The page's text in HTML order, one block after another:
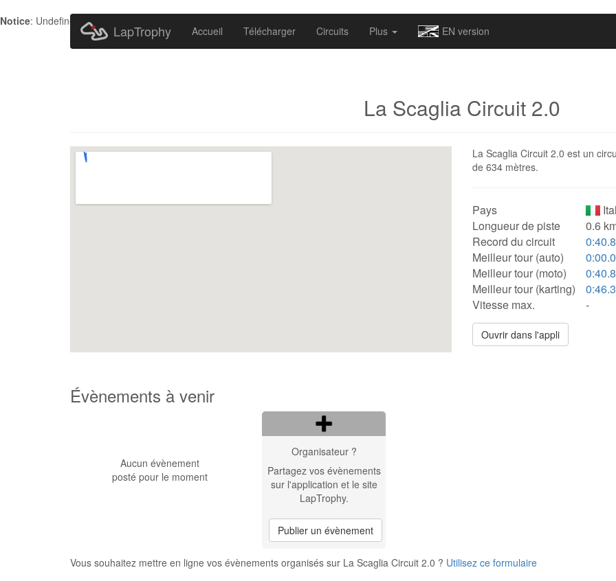
Notice: Undefined index: HTTP_ACCEPT_LANGUAGE in
LapTrophy Accueil Télécharger Circuits Plus EN version
La Scaglia Circuit 2.0
La Scaglia Circuit 2.0 est un
de 634 mètres.
Pays
Longueur de piste
0.6
Record du circuit
Meilleur tour (auto)
Meilleur tour (moto)
Meilleur tour (karting)
Vitesse max.
-
Ouvrir dans l'appli
Évènements à venir
Aucun évènement
posté pour le moment
Organisateur ?
Partagez vos évènements
sur l'application et le site
LapTrophy.
Publier un évènement
Vous souhaitez mettre en ligne vos évènements organisés sur La Scaglia Circuit 2.0 ? Utilisez ce formulaire